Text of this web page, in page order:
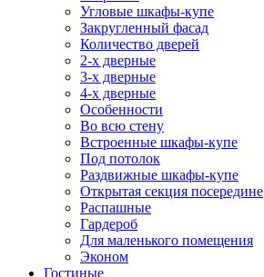
Угловые шкафы-купе
Закругленный фасад
Количество дверей
2-х дверные
3-х дверные
4-х дверные
Особенности
Во всю стену
Встроенные шкафы-купе
Под потолок
Раздвижные шкафы-купе
Открытая секция посередине
Распашные
Гардероб
Для маленького помещения
Эконом
Гостиные